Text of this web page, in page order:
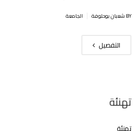
BY شعبان بوحلوفة الجامعة
التفصيل
تهنئة